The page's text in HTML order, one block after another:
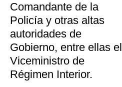
Comandante de la
Policía y otras altas
autoridades de
Gobierno, entre ellas el
Viceministro de
Régimen Interior.